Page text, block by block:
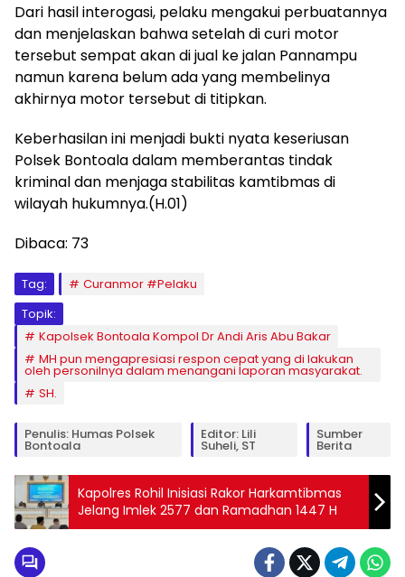
Dari hasil interogasi, pelaku mengakui perbuatannya
dan menjelaskan bahwa setelah di curi motor
tersebut sempat akan di jual ke jalan Pannampu
namun karena belum ada yang membelinya
akhirnya motor tersebut di titipkan.
Keberhasilan ini menjadi bukti nyata keseriusan
Polsek Bontoala dalam memberantas tindak
kriminal dan menjaga stabilitas kamtibmas di
wilayah hukumnya.(H.01)
Dibaca: 73
Tag:
Curanmor #Pelaku
Topik:
Kapolsek Bontoala Kompol Dr Andi Aris Abu Bakar
MH pun mengapresiasi respon cepat yang di lakukan
oleh personilnya dalam menangani laporan masyarakat.
SH.
Penulis: Humas Polsek
Bontoala
Editor: Lili
Suheli, ST
Sumber
Berita
Kapolres Rohil Inisiasi Rakor Harkamtibmas
Jelang Imlek 2577 dan Ramadhan 1447 H